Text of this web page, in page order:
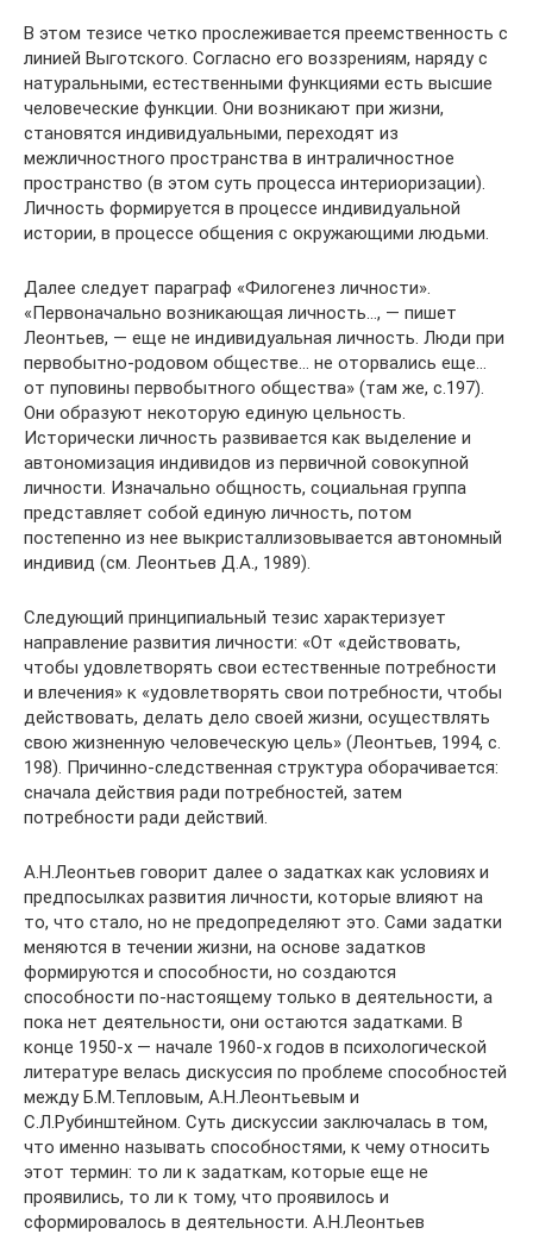
В этом тезисе четко прослеживается преемственность с
линией Выготского. Согласно его воззрениям, наряду с
натуральными, естественными функциями есть высшие
человеческие функции. Они возникают при жизни,
становятся индивидуальными, переходят из
межличностного пространства в интраличностное
пространство (в этом суть процесса интериоризации).
Личность формируется в процессе индивидуальной
истории, в процессе общения с окружающими людьми.
Далее следует параграф «Филогенез личности».
«Первоначально возникающая личность…, — пишет
Леонтьев, — еще не индивидуальная личность. Люди при
первобытно-родовом обществе… не оторвались еще…
от пуповины первобытного общества» (там же, с.197).
Они образуют некоторую единую цельность.
Исторически личность развивается как выделение и
автономизация индивидов из первичной совокупной
личности. Изначально общность, социальная группа
представляет собой единую личность, потом
постепенно из нее выкристаллизовывается автономный
индивид (см. Леонтьев Д.А., 1989).
Следующий принципиальный тезис характеризует
направление развития личности: «От «действовать,
чтобы удовлетворять свои естественные потребности
и влечения» к «удовлетворять свои потребности, чтобы
действовать, делать дело своей жизни, осуществлять
свою жизненную человеческую цель» (Леонтьев, 1994, с.
198). Причинно-следственная структура оборачивается:
сначала действия ради потребностей, затем
потребности ради действий.
А.Н.Леонтьев говорит далее о задатках как условиях и
предпосылках развития личности, которые влияют на
то, что стало, но не предопределяют это. Сами задатки
меняются в течении жизни, на основе задатков
формируются и способности, но создаются
способности по-настоящему только в деятельности, а
пока нет деятельности, они остаются задатками. В
конце 1950-х — начале 1960-х годов в психологической
литературе велась дискуссия по проблеме способностей
между Б.М.Тепловым, А.Н.Леонтьевым и
С.Л.Рубинштейном. Суть дискуссии заключалась в том,
что именно называть способностями, к чему относить
этот термин: то ли к задаткам, которые еще не
проявились, то ли к тому, что проявилось и
сформировалось в деятельности. А.Н.Леонтьев